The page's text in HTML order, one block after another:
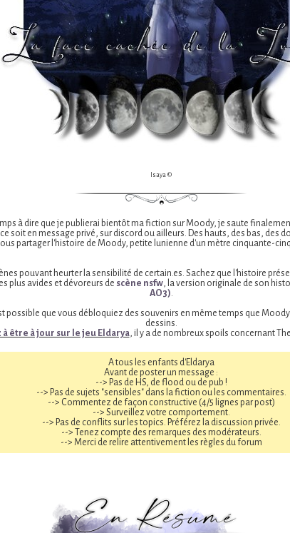
Isaya ©
à dire que je publierai bientôt ma fiction sur Moody, je saute
soit en message privé, sur discord ou ailleurs. Des hauts, des bas, des
partager l'histoire de Moody, petite lunienne d'un mètre cinquante-
pouvant heurter la sensibilité de certain.es. Sachez que l'histoire
plus avides et dévoreurs de scène nsfw, la version originale de son
AO3).
possible que vous débloquiez des souvenirs en même temps que
dessins.
être à jour sur le jeu Eldarya, il y a de nombreux spoils concernant
À tous les enfants d'Eldarya
Avant de poster un message :
--> Pas de HS, de flood ou de pub !
--> Pas de sujets "sensibles" dans la fiction ou les commentaires.
--> Commentez de façon constructive (4/5 lignes par post)
--> Surveillez votre comportement.
--> Pas de conflits sur les topics. Préférez la discussion privée.
--> Tenez compte des remarques des modérateurs.
--> Merci de relire attentivement les règles du forum